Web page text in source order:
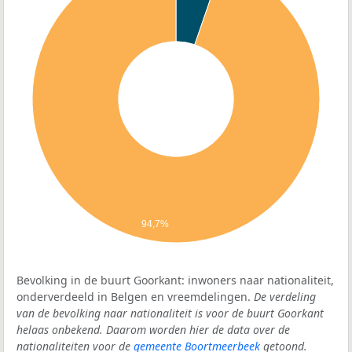
94,7%
Bevolking in de buurt Goorkant: inwoners naar nationaliteit,
onderverdeeld in Belgen en vreemdelingen. De verdeling
van de bevolking naar nationaliteit is voor de buurt Goorkant
helaas onbekend. Daarom worden hier de data over de
nationaliteiten voor de gemeente Boortmeerbeek getoond.